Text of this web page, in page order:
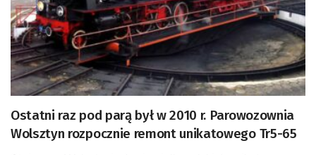
Ostatni raz pod parą był w 2010 r. Parowozownia
Wolsztyn rozpocznie remont unikatowego Tr5-65